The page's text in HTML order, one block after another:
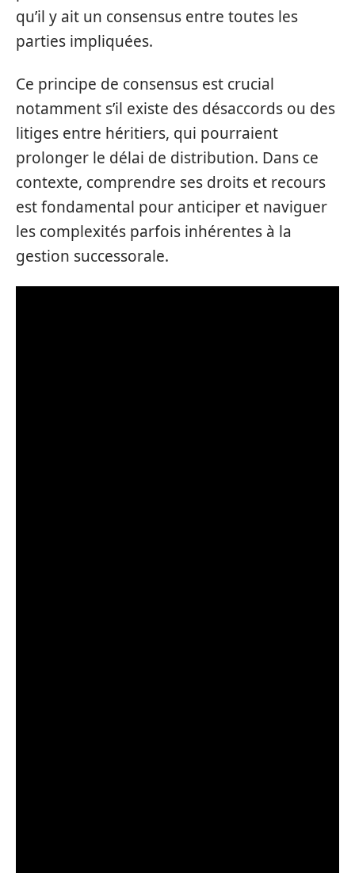
qu’il y ait un consensus entre toutes les
parties impliquées.
Ce principe de consensus est crucial
notamment s’il existe des désaccords ou des
litiges entre héritiers, qui pourraient
prolonger le délai de distribution. Dans ce
contexte, comprendre ses droits et recours
est fondamental pour anticiper et naviguer
les complexités parfois inhérentes à la
gestion successorale.